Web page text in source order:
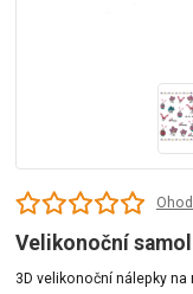
Velikonoční
3D velikonoční nálepky na